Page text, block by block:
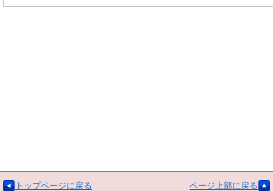
トップページに戻る ページ上部に戻る